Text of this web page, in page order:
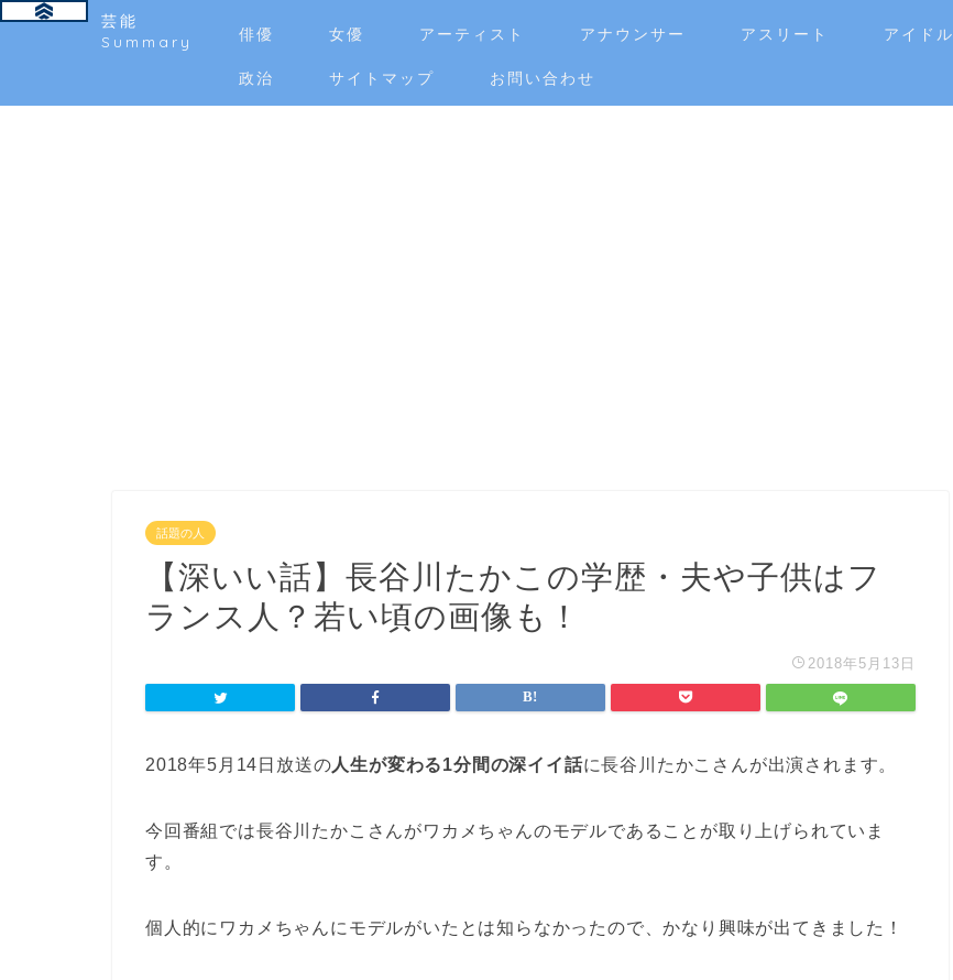
芸能
Summary
俳優 女優 アーティスト アナウンサー アスリート アイドル
政治 サイトマップ お問い合わせ
話題の人
【深いい話】長谷川たかこの学歴・夫や子供はフ
ランス人？若い頃の画像も！
2018年5月13日
2018年5月14日放送の人生が変わる1分間の深イイ話に長谷川たかこさんが出演されます。
今回番組では長谷川たかこさんがワカメちゃんのモデルであることが取り上げられていま
す。
個人的にワカメちゃんにモデルがいたとは知らなかったので、かなり興味が出てきました！